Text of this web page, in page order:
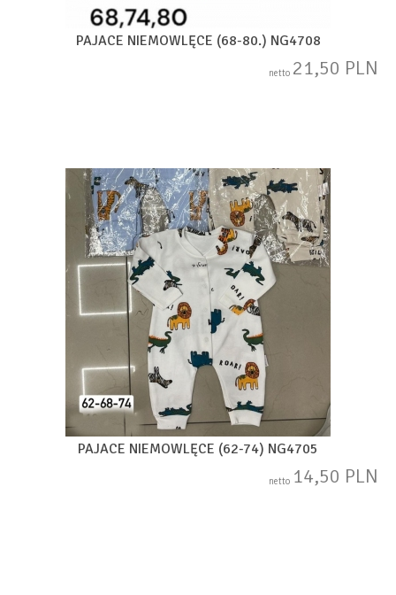
PAJACE NIEMOWLĘCE (68-80.) NG4708
netto 21,50 PLN
PAJACE NIEMOWLĘCE (62-74) NG4705
netto 14,50 PLN